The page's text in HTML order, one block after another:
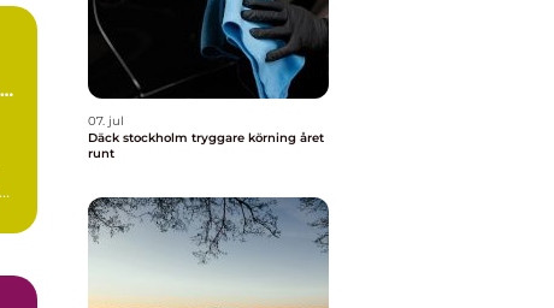
07. jul
Däck stockholm tryggare körning året
runt